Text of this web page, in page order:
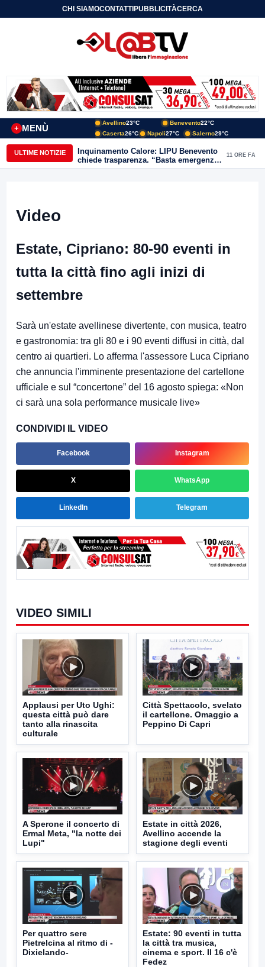
CHI SIAMOCONTATTIPUBBLICITÀCERCA
MENÙ
+
Avellino23°C Benevento22°C
Caserta26°C Napoli27°C Salerno29°C
ULTIME NOTIZIE
Inquinamento Calore: LIPU Benevento
chiede trasparenza. “Basta emergenze:
non possiamo continuare a trattare i
11 ORE FA
Video
Estate, Cipriano: 80-90 eventi in
tutta la città fino agli inizi di
settembre
Sarà un'estate avellinese divertente, con musica, teatro
e gastronomia: tra gli 80 e i 90 eventi diffusi in città, dal
centro ai quartieri. Lo afferma l'assessore Luca Cipriano
che annuncia l'imminente presentazione del cartellone
ufficiale e sul “concertone” del 16 agosto spiega: «Non
ci sarà una sola performance musicale live»
CONDIVIDI IL VIDEO
Facebook Instagram
X WhatsApp
LinkedIn Telegram
VIDEO SIMILI
Applausi per Uto Ughi:
questa città può dare
tanto alla rinascita
culturale
Città Spettacolo, svelato
il cartellone. Omaggio a
Peppino Di Capri
A Sperone il concerto di
Ermal Meta, "la notte dei
Lupi"
Estate in città 2026,
Avellino accende la
stagione degli eventi
Per quattro sere
Pietrelcina al ritmo di -
Dixielando-
Estate: 90 eventi in tutta
la città tra musica,
cinema e sport. Il 16 c'è
Fedez